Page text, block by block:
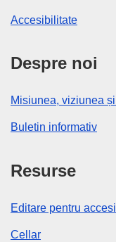
Accesibilitate
Despre noi
Misiunea, viziunea
Buletin informativ
Resurse
Editare pentru
Cellar